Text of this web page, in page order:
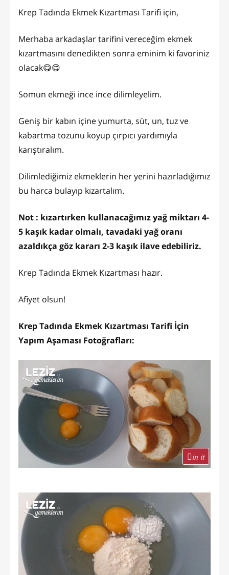
Krep Tadında Ekmek Kızartması Tarifi için,
Merhaba arkadaşlar tarifini vereceğim ekmek
kızartmasını denedikten sonra eminim ki favoriniz
olacak😋😋
Somun ekmeği ince ince dilimleyelim.
Geniş bir kabın içine yumurta, süt, un, tuz ve
kabartma tozunu koyup çırpıcı yardımıyla
karıştıralım.
Dilimlediğimiz ekmeklerin her yerini hazırladığımız
bu harca bulayıp kızartalım.
Not : kızartırken kullanacağımız yağ miktarı 4-
5 kaşık kadar olmalı, tavadaki yağ oranı
azaldıkça göz kararı 2-3 kaşık ilave edebiliriz.
Krep Tadında Ekmek Kızartması hazır.
Afiyet olsun!
Krep Tadında Ekmek Kızartması Tarifi İçin
Yapım Aşaması Fotoğrafları:
in it